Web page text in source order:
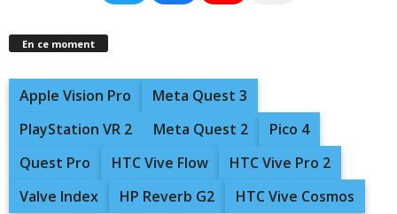
En ce moment
Apple Vision Pro
Meta Quest 3
PlayStation VR 2
Meta Quest 2
Pico 4
Quest Pro
HTC Vive Flow
HTC Vive Pro 2
Valve Index
HP Reverb G2 HTC Vive Cosmos